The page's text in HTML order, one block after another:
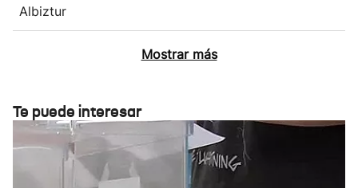
Albiztur
Mostrar más
Te puede interesar